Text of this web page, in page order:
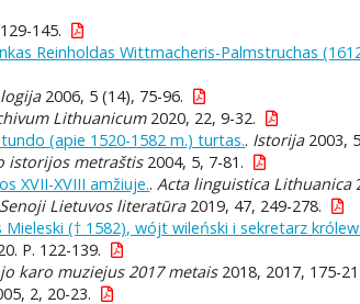
145.
Reinholdas Wittmacheris-Palmstruchas
2006, 5 (14), 75-96.
Lithuanicum2020, 22, 9-32.
(apie 1520-1582 m.) turtas.. Istorija2003,
istorijos metraštis2004, 5, 7-81.
XVII-XVIII amžiuje.. Acta linguistica Lithuanica
Senoji Lietuvos literatūra2019, 47, 249-278.
(† 1582), wójt wileński i sekretarz
P. 122-139.
karo muziejus 2017 metais2018, 2017, 175-
2, 20-23.